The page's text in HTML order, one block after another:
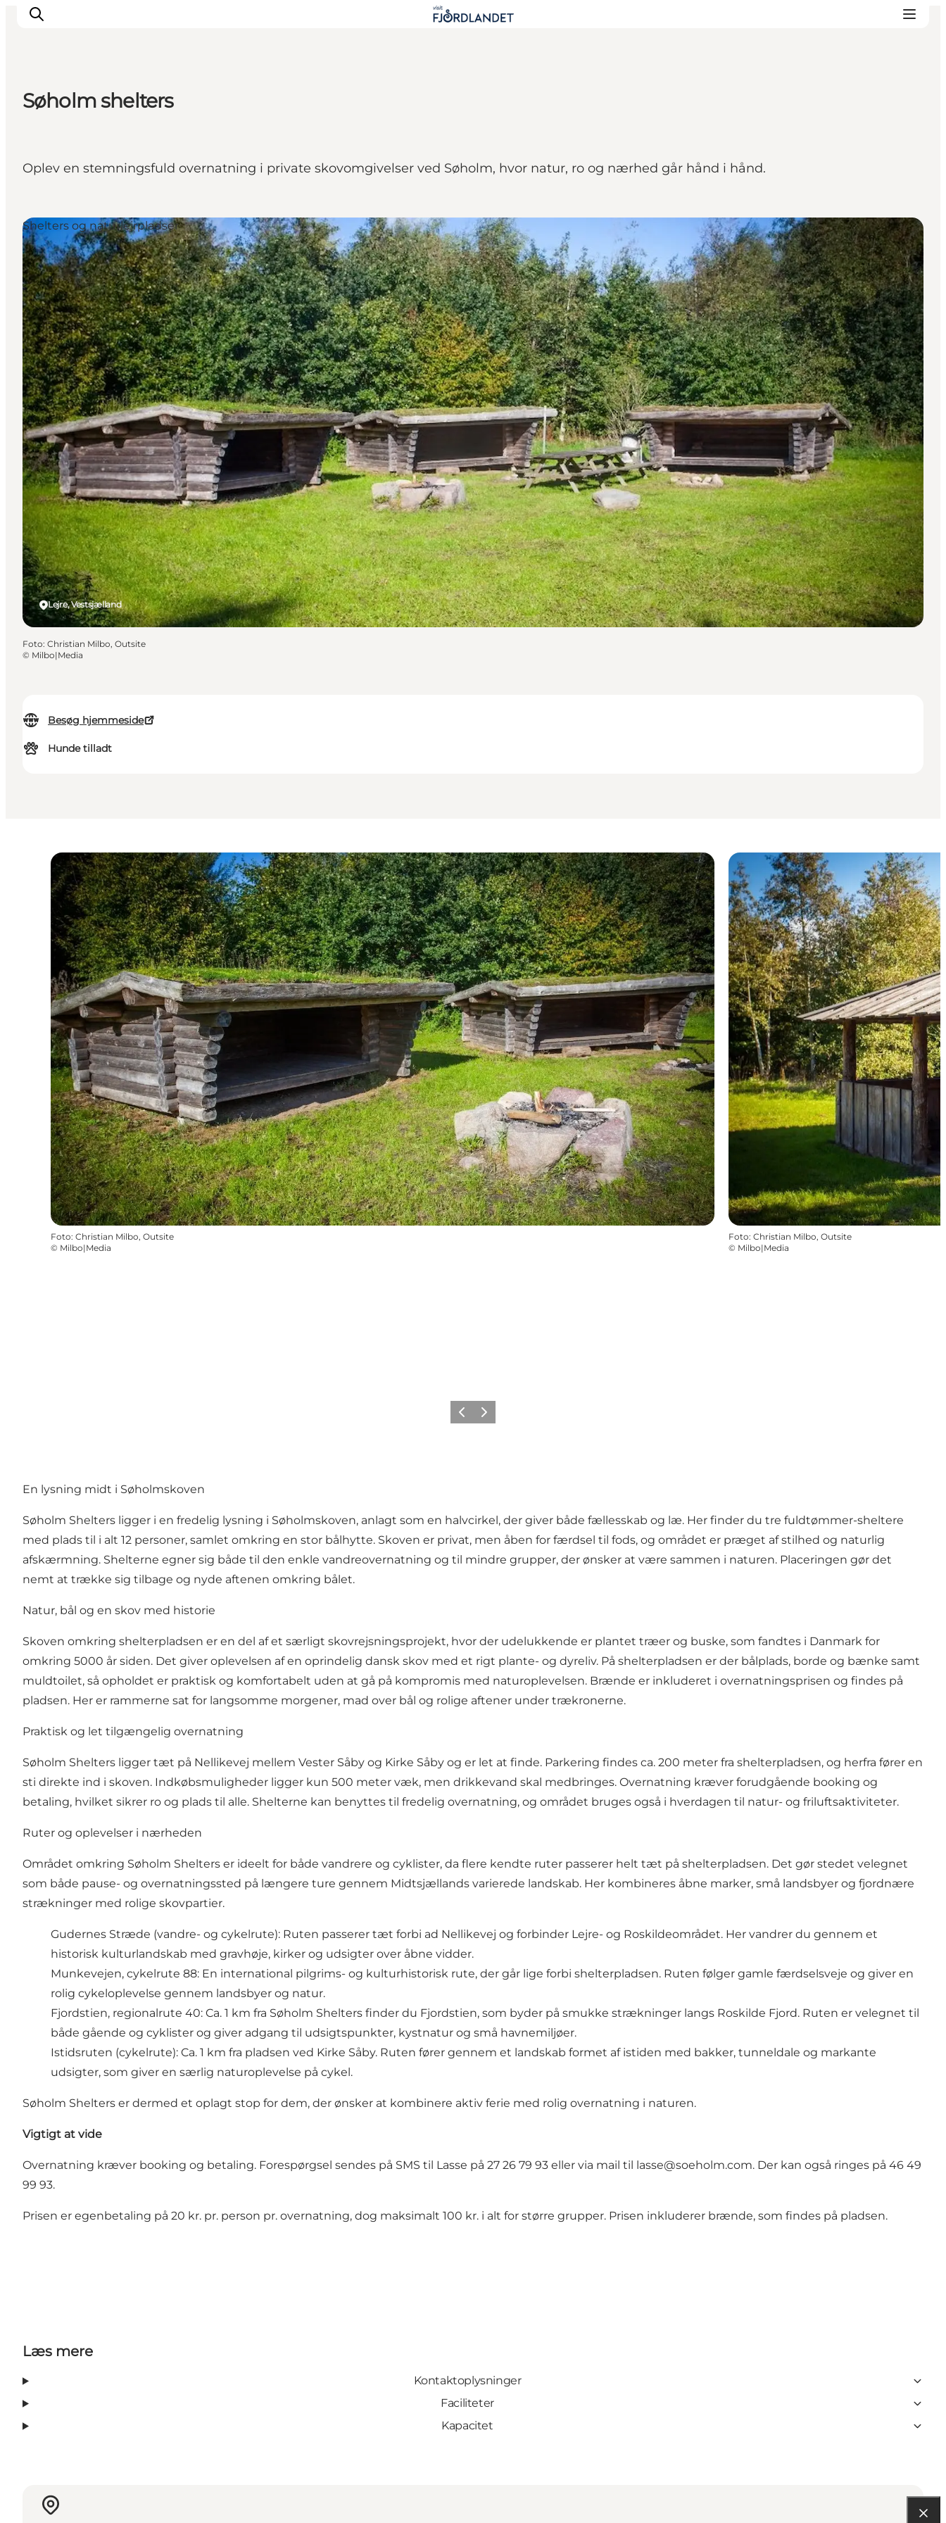
Guides & inspiration
Overnatning
Søholm shelters
Oplev en stemningsfuld overnatning i private skovomgivelser ved Søholm, hvor natur, ro og nærhed går hånd i hånd.
Besøg hjemmeside
Hunde tilladt
Lejre, Vestsjælland
Shelters og naturlejrpladser
Foto: Christian Milbo, Outsite
© Milbo|Media
Foto: Christian Milbo, Outsite
© Milbo|Media
Foto: Christian Milbo, Outsite
© Milbo|Media
Forrige billede
Næste billede
En lysning midt i Søholmskoven
Søholm Shelters ligger i en fredelig lysning i Søholmskoven, anlagt som en halvcirkel, der giver både fællesskab og læ. Her finder du tre fuldtømmer-sheltere
med plads til i alt 12 personer, samlet omkring en stor bålhytte. Skoven er privat, men åben for færdsel til fods, og området er præget af stilhed og naturlig
afskærmning. Shelterne egner sig både til den enkle vandreovernatning og til mindre grupper, der ønsker at være sammen i naturen. Placeringen gør det
nemt at trække sig tilbage og nyde aftenen omkring bålet.
Natur, bål og en skov med historie
Skoven omkring shelterpladsen er en del af et særligt skovrejsningsprojekt, hvor der udelukkende er plantet træer og buske, som fandtes i Danmark for
omkring 5000 år siden. Det giver oplevelsen af en oprindelig dansk skov med et rigt plante- og dyreliv. På shelterpladsen er der bålplads, borde og bænke samt
muldtoilet, så opholdet er praktisk og komfortabelt uden at gå på kompromis med naturoplevelsen. Brænde er inkluderet i overnatningsprisen og findes på
pladsen. Her er rammerne sat for langsomme morgener, mad over bål og rolige aftener under trækronerne.
Praktisk og let tilgængelig overnatning
Søholm Shelters ligger tæt på Nellikevej mellem Vester Såby og Kirke Såby og er let at finde. Parkering findes ca. 200 meter fra shelterpladsen, og herfra fører en
sti direkte ind i skoven. Indkøbsmuligheder ligger kun 500 meter væk, men drikkevand skal medbringes. Overnatning kræver forudgående booking og
betaling, hvilket sikrer ro og plads til alle. Shelterne kan benyttes til fredelig overnatning, og området bruges også i hverdagen til natur- og friluftsaktiviteter.
Ruter og oplevelser i nærheden
Området omkring Søholm Shelters er ideelt for både vandrere og cyklister, da flere kendte ruter passerer helt tæt på shelterpladsen. Det gør stedet velegnet
som både pause- og overnatningssted på længere ture gennem Midtsjællands varierede landskab. Her kombineres åbne marker, små landsbyer og fjordnære
strækninger med rolige skovpartier.
Gudernes Stræde (vandre- og cykelrute): Ruten passerer tæt forbi ad Nellikevej og forbinder Lejre- og Roskildeområdet. Her vandrer du gennem et
historisk kulturlandskab med gravhøje, kirker og udsigter over åbne vidder.
Munkevejen, cykelrute 88: En international pilgrims- og kulturhistorisk rute, der går lige forbi shelterpladsen. Ruten følger gamle færdselsveje og giver en
rolig cykeloplevelse gennem landsbyer og natur.
Fjordstien, regionalrute 40: Ca. 1 km fra Søholm Shelters finder du Fjordstien, som byder på smukke strækninger langs Roskilde Fjord. Ruten er velegnet til
både gående og cyklister og giver adgang til udsigtspunkter, kystnatur og små havnemiljøer.
Istidsruten (cykelrute): Ca. 1 km fra pladsen ved Kirke Såby. Ruten fører gennem et landskab formet af istiden med bakker, tunneldale og markante
udsigter, som giver en særlig naturoplevelse på cykel.
Søholm Shelters er dermed et oplagt stop for dem, der ønsker at kombinere aktiv ferie med rolig overnatning i naturen.
Vigtigt at vide
Overnatning kræver booking og betaling. Forespørgsel sendes på SMS til Lasse på 27 26 79 93 eller via mail til lasse@soeholm.com. Der kan også ringes på 46 49
99 93.
Prisen er egenbetaling på 20 kr. pr. person pr. overnatning, dog maksimalt 100 kr. i alt for større grupper. Prisen inkluderer brænde, som findes på pladsen.
Læs mere
Kontaktoplysninger
Faciliteter
Kapacitet